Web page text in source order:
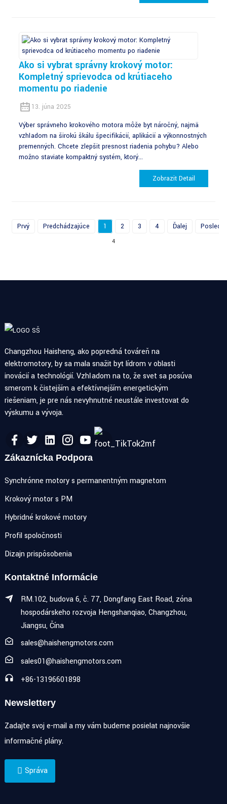
Ako si vybrať správny krokový motor:
Kompletný sprievodca od krútiaceho
momentu po riadenie
13. júna 2025
Výber správneho krokového motora môže byť náročný, najmä
vzhľadom na širokú škálu špecifikácií, aplikácií a výkonnostných
premenných. Chcete zlepšiť presnosť riadenia pohybu? Alebo
možno staviate kompaktný systém, ktorý...
Zobraziť Detail
Prvý Predchádzajúce 1 2 3 4 Ďalej Posledný
4
Changzhou Haisheng, ako popredná továreň na
elektromotory, by sa mala snažiť byť lídrom v oblasti
inovácií a technológií. Vzhľadom na to, že svet sa posúva
smerom k čistejším a efektívnejším energetickým
riešeniam, je pre nás nevyhnutné neustále investovať do
výskumu a vývoja.
Zákaznícka Podpora
Synchrónne motory s permanentným magnetom
Krokový motor s PM
Hybridné krokové motory
Profil spoločnosti
Dizajn prispôsobenia
Kontaktné Informácie
RM.102, budova 6, č. 77, Dongfang East Road, zóna
hospodárskeho rozvoja Hengshanqiao, Changzhou,
Jiangsu, Čína
sales@haishengmotors.com
sales01@haishengmotors.com
+86-13196601898
Newslettery
Zadajte svoj e-mail a my vám budeme posielať najnovšie
informačné plány.
Správa